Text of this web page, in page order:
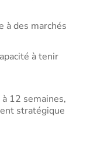
à des marchés
à tenir
12 semaines,
stratégique